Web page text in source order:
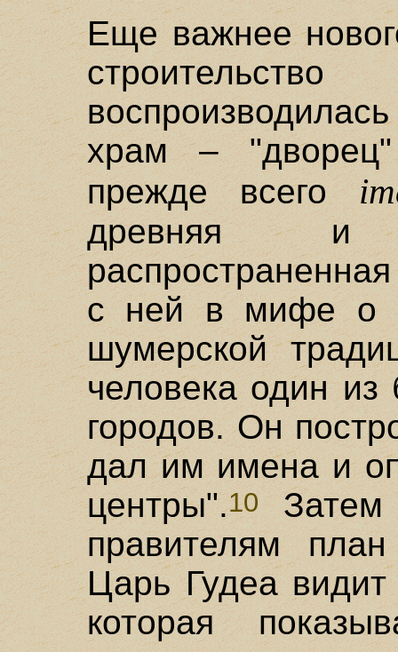
Еще важнее
храм –
прежде всего
древняя и
с ней в мифе о
шумерской
человека один из
городов. Он
дал им имена и
центры".10 Затем
правителям
Царь Гудеа
которая